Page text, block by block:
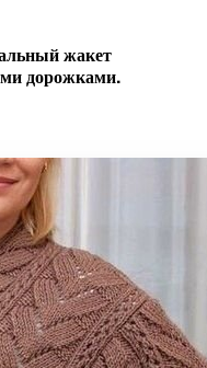
жакет
дорожками.